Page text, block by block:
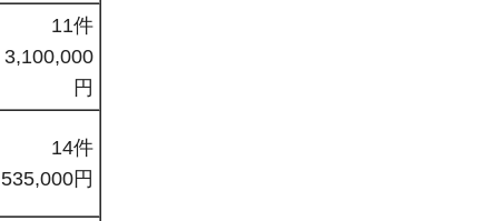
11件
3,100,000
円
14件
535,000円